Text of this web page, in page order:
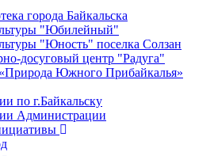
города Байкальска
"Юбилейный"
"Юность" поселка Солзан
досуговый центр "Радуга"
Южного Прибайкалья»
по г.Байкальску
Администрации